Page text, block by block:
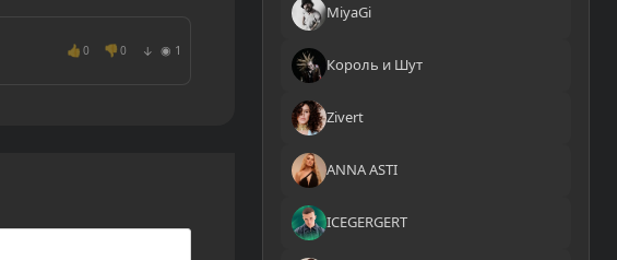
MiyaGi
Король и Шут
Zivert
ANNA ASTI
ICEGERGERT
👍 0 👎 0 ↓ ◉ 1